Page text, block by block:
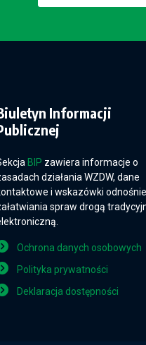
Informacji
BIP zawiera informacje o
działania WZDW, dane
i wskazówki odnośnie
spraw drogą
Ochrona danych osobowych
Polityka prywatności
Deklaracja dostępności